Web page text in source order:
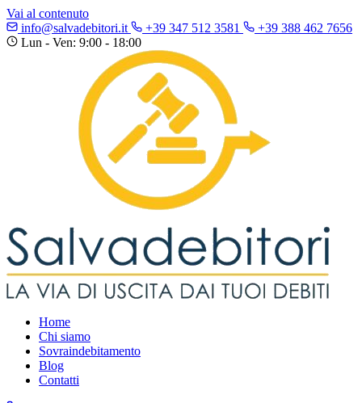
Vai al contenuto
info@salvadebitori.it
+39 347 512 3581
+39 388 462 7656
Lun - Ven: 9:00 - 18:00
Home
Chi siamo
Sovraindebitamento
Blog
Contatti